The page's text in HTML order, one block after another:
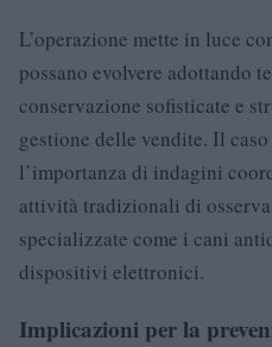
L’operazione mette in luce
possano evolvere adottando
conservazione sofisticate e
gestione delle vendite. Il
l’importanza di indagini
attività tradizionali di
specializzate come i cani
dispositivi elettronici.
Implicazioni per la